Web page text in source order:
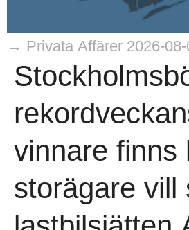
→ Privata Affärer 2026-08-
vinnare finns
storägare vill